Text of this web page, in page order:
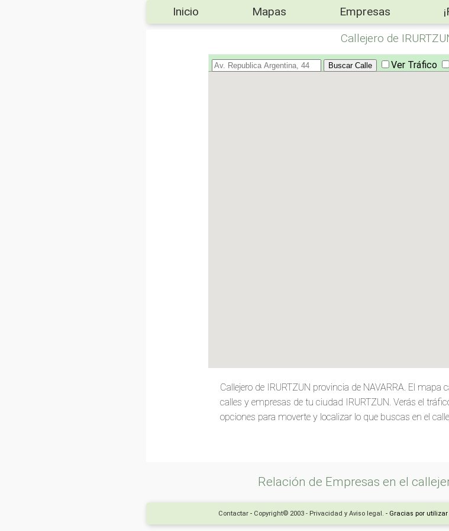
Inicio Mapas Empresas
Callejero de
Ver Tráfico
Callejero de IRURTZUN provincia de NAVARRA. El mapa
calles y empresas de tu ciudad IRURTZUN. Verás el
opciones para moverte y localizar lo que buscas en el
Relación de Empresas en el
Contactar- Copyright© 2003 - Privacidad y Aviso legal. - Gracias por